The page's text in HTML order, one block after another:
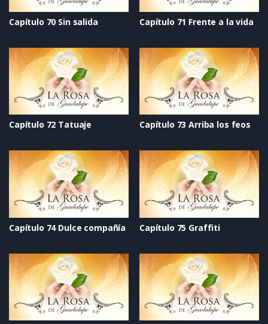
Capítulo 70 Sin salida Capítulo 71 Frente a la vida
Capítulo 72 Tatuaje Capítulo 73 Arriba los feos
Capítulo 74 Dulce compañía Capítulo 75 Graffiti